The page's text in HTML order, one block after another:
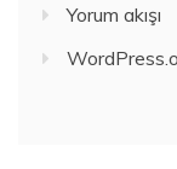
Yorum akışı